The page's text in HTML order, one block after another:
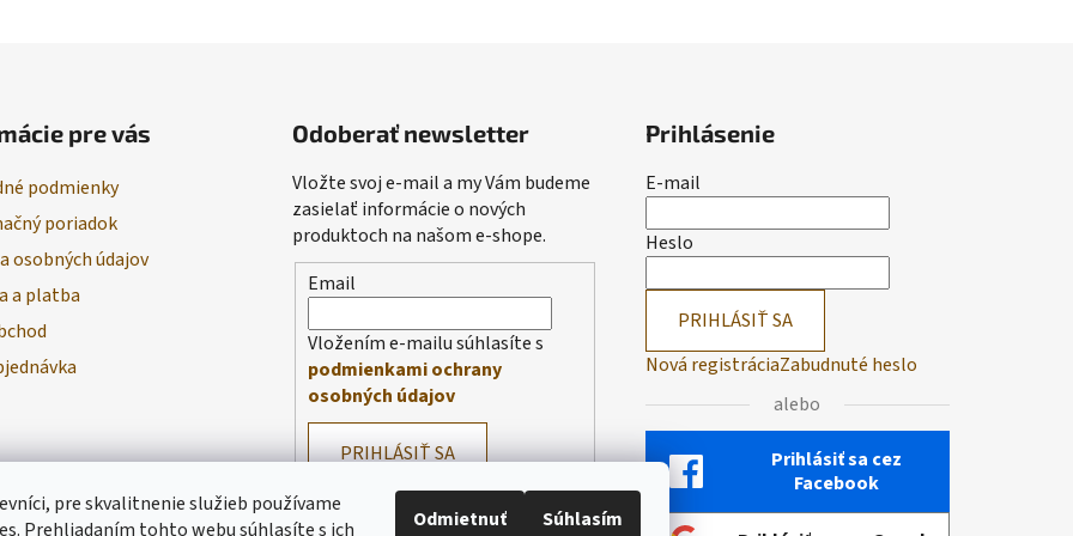
pre skvalitnenie služieb používame
Prehliadaním tohto webu súhlasíte s ich
Odmietnuť Súhlasím
pre vás
podmienky
poriadok
osobných údajov
a platba
Odoberať newsletter
Vložte svoj e-mail a my Vám budeme
zasielať informácie o nových
produktoch na našom e-shope.
Email
Vložením e-mailu súhlasíte s
podmienkami ochrany
osobných údajov
PRIHLÁSIŤ SA
Prihlásenie
E-mail
Heslo
PRIHLÁSIŤ SA
Nová registráciaZabudnuté heslo
alebo
Prihlásiť sa cez
Facebook